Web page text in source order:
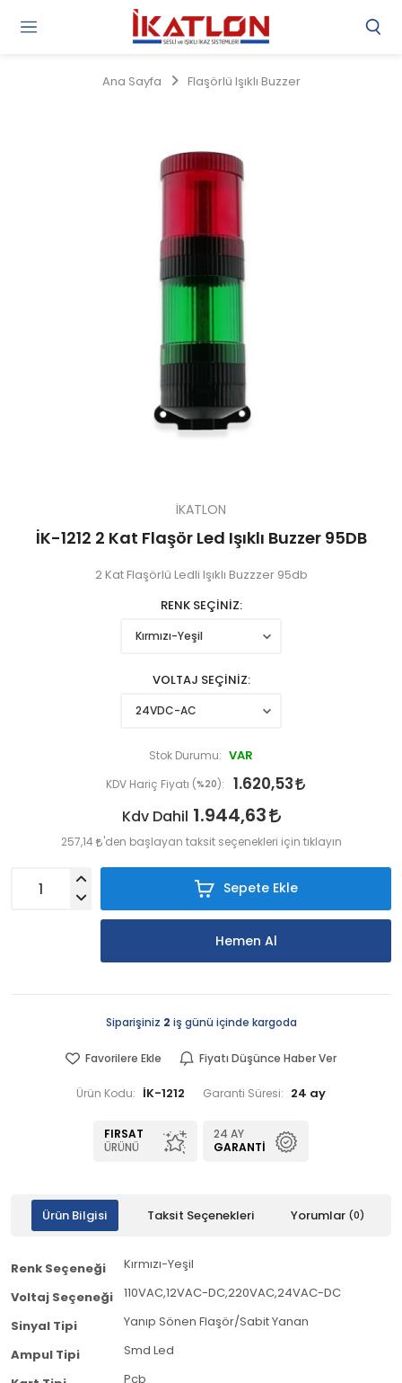
Ana Sayfa Flaşörlü Işıklı Buzzer
İKATLON
İK-1212 2 Kat Flaşör Led Işıklı Buzzer 95DB
2 Kat Flaşörlü Ledli Işıklı Buzzzer 95db
RENK SEÇİNİZ
VOLTAJ SEÇİNİZ
Stok Durumu: VAR
KDV Hariç Fiyatı (%20 ): 1.620,53
Kdv Dahil 1.944,63
257,14 'den başlayan taksit seçenekleri için tıklayın
Sepete Ekle
Hemen Al
Siparişiniz 2 iş günü içinde kargoda
Favorilere Ekle Fiyatı Düşünce Haber Ver
Ürün Kodu: İK-1212 Garanti Süresi: 24 ay
FIRSAT
ÜRÜNÜ
24 AY
GARANTI
Ürün Bilgisi Taksit Seçenekleri Yorumlar (0)
Renk Seçeneği Kırmızı-Yeşil
Voltaj Seçeneği 110VAC,12VAC-DC,220VAC,24VAC-DC
Sinyal Tipi Yanıp Sönen Flaşör/Sabit Yanan
Ampul Tipi Smd Led
Pcb